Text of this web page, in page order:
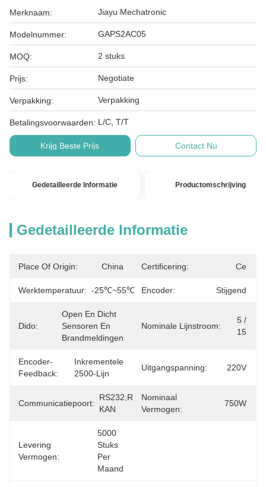
Merknaam: Jiayu Mechatronic
Modelnummer: GAPS2AC05
MOQ: 2 stuks
Prijs: Negotiate
Verpakking: Verpakking
Betalingsvoorwaarden: L/C, T/T
Krijg Beste Prijs Contact Nu
Gedetailleerde Informatie Productomschrijving
Gedetailleerde Informatie
Place Of Origin: China Certificering: Ce
Werktemperatuur: -25℃~55℃ Encoder: Stijgend
Dido:
Open En Dicht
Sensoren En
Brandmeldingen
Nominale Lijnstroom:
5 /
15
Encoder-
Feedback:
Inkrementele
2500-Lijn
Uitgangspanning: 220V
Communicatiepoort:
RS232,RS485,
KAN
Nominaal
Vermogen:
750W
Levering
Vermogen:
5000
Stuks
Per
Maand